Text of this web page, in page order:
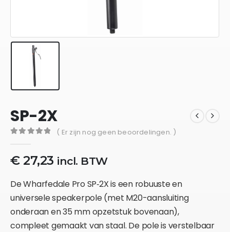
SP-2X
( Er zijn nog geen beoordelingen. )
€27,23 incl. BTW
DeWharfedale Pro SP‑2Xis een robuuste en
universele speakerpole (met M20-aansluiting
onderaan en 35 mm opzetstuk bovenaan),
compleet gemaakt van staal. De pole is verstelbaar